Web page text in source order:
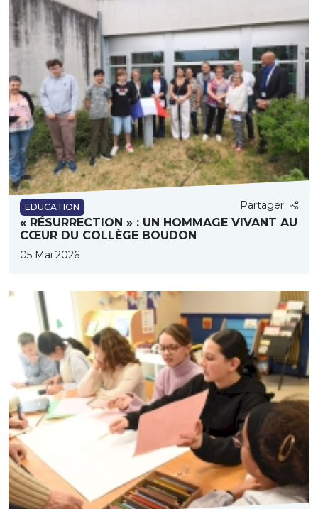
EDUCATION Partager
« RÉSURRECTION » : UN HOMMAGE VIVANT AU
CŒUR DU COLLÈGE BOUDON
05 Mai 2026